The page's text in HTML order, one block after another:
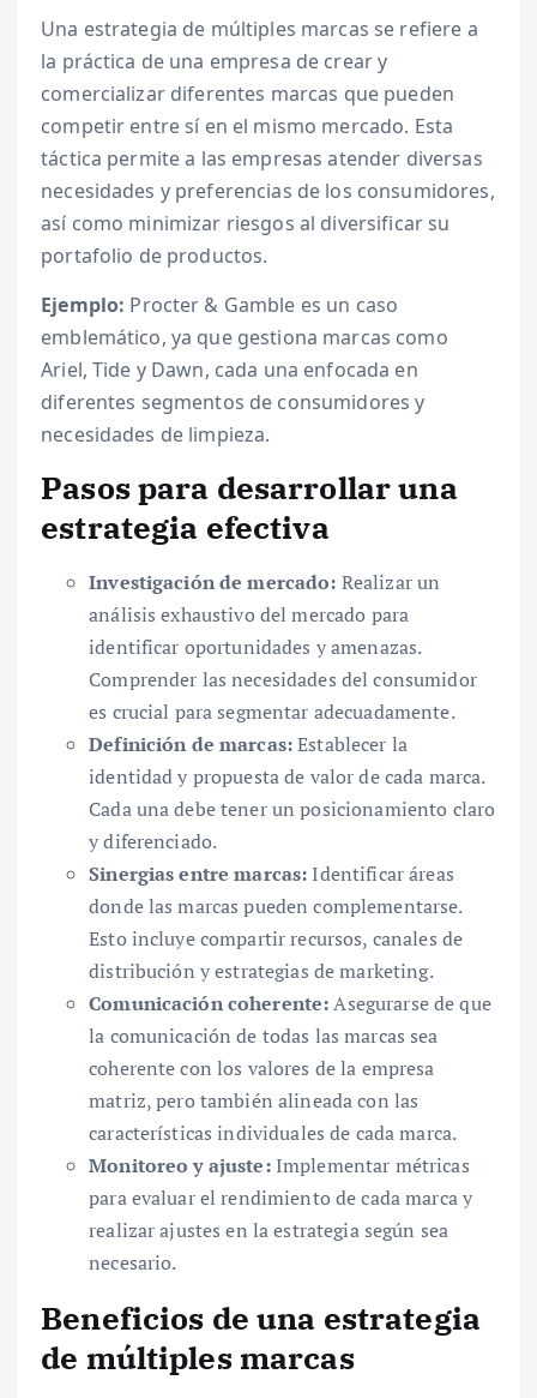
Una estrategia de múltiples marcas se refiere a
la práctica de una empresa de crear y
comercializar diferentes marcas que pueden
competir entre sí en el mismo mercado. Esta
táctica permite a las empresas atender diversas
necesidades y preferencias de los consumidores,
así como minimizar riesgos al diversificar su
portafolio de productos.
Ejemplo: Procter & Gamble es un caso
emblemático, ya que gestiona marcas como
Ariel, Tide y Dawn, cada una enfocada en
diferentes segmentos de consumidores y
necesidades de limpieza.
Pasos para desarrollar una
estrategia efectiva
Investigación de mercado: Realizar un
análisis exhaustivo del mercado para
identificar oportunidades y amenazas.
Comprender las necesidades del consumidor
es crucial para segmentar adecuadamente.
Definición de marcas:Establecer la
identidad y propuesta de valor de cada marca.
Cada una debe tener un posicionamiento claro
y diferenciado.
Sinergias entre marcas: Identificar áreas
donde las marcas pueden complementarse.
Esto incluye compartir recursos, canales de
distribución y estrategias de marketing.
Comunicación coherente:Asegurarse de que
la comunicación de todas las marcas sea
coherente con los valores de la empresa
matriz, pero también alineada con las
características individuales de cada marca.
Monitoreo y ajuste:Implementar métricas
para evaluar el rendimiento de cada marca y
realizar ajustes en la estrategia según sea
necesario.
Beneficios de una estrategia
de múltiples marcas